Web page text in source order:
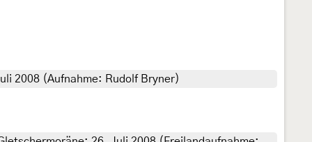
2008 (Aufnahme: Rudolf Bryner)